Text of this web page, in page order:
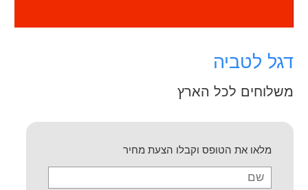
דגל לטביה
משלוחים לכל הארץ
מלאו את הטופס וקבלו הצעת מחיר